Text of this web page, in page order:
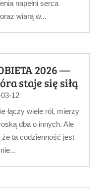
napełni serca
wiarą w...
2026 —
staje się siłą
12
łączy wiele ról, mierzy
dba o innych. Ale
ta codzienność jest